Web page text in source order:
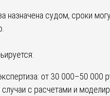
назначена судом, сроки
от 30 000–50 000
с расчетами и